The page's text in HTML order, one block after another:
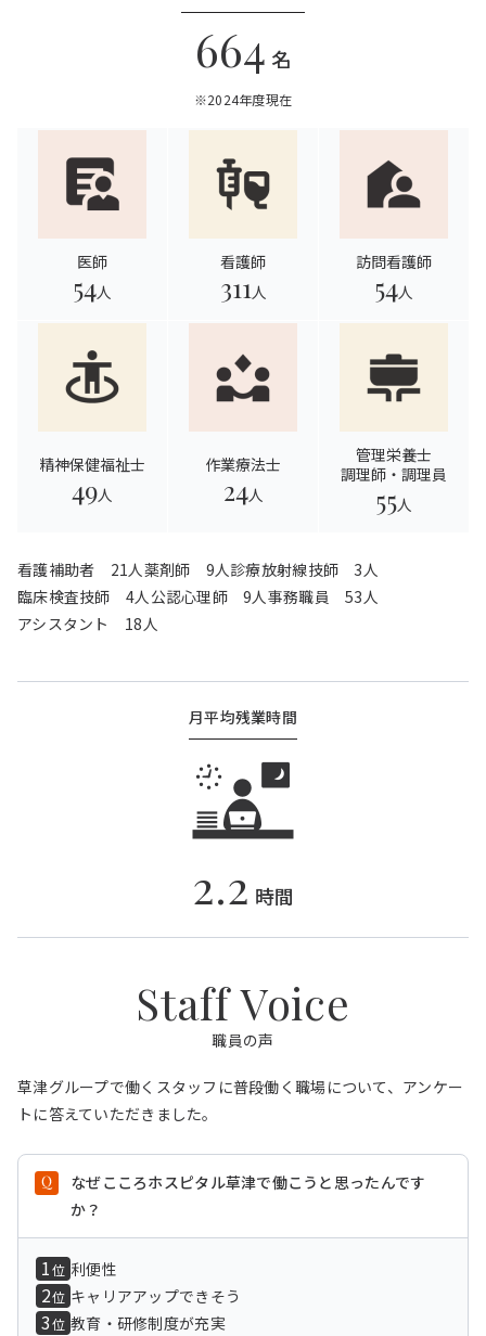
664 名
※2024年度現在
医師
54人
看護師
311人
訪問看護師
54人
精神保健福祉士
49人
作業療法士
24人
管理栄養士
調理師・調理員
55人
看護補助者 21人薬剤師 9人診療放射線技師 3人
臨床検査技師 4人公認心理師 9人事務職員 53人
アシスタント 18人
月平均残業時間
2.2 時間
Staff Voice
職員の声
草津グループで働くスタッフに普段働く職場について、アンケー
トに答えていただきました。
なぜこころホスピタル草津で働こうと思ったんです
か？
1位 利便性
2位 キャリアアップできそう
3位 教育・研修制度が充実